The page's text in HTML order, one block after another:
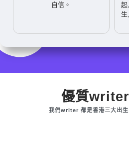
自信。
起
生
優質
我們writer 都是香港三大出